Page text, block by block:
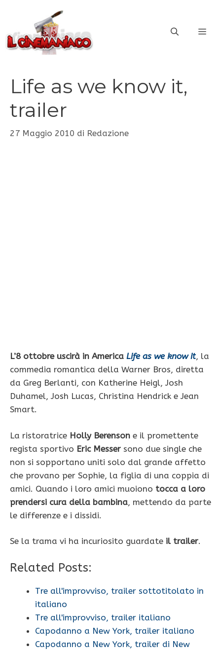
contenuto
Life as we know it,
trailer
27 Maggio 2010 di Redazione
L’8 ottobre uscirà in America Life as we know it, la
commedia romantica della Warner Bros, diretta
da Greg Berlanti, con Katherine Heigl, Josh
Duhamel, Josh Lucas, Christina Hendrick e Jean
Smart.
La ristoratrice Holly Berenson e il promettente
regista sportivo Eric Messer sono due single che
non si sopportano uniti solo dal grande affetto
che provano per Sophie, la figlia di una coppia di
amici. Quando i loro amici muoiono tocca a loro
prendersi cura della bambina, mettendo da parte
le differenze e i dissidi.
Se la trama vi ha incuriosito guardate il trailer.
Related Posts:
Tre all'improvviso, trailer sottotitolato in
italiano
Tre all'improvviso, trailer italiano
Capodanno a New York, trailer italiano
Capodanno a New York, trailer di New